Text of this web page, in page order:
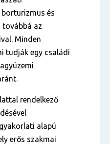
és
továbbá az
Minden
tudják egy családi
rendelkező
alapú
erős szakmai